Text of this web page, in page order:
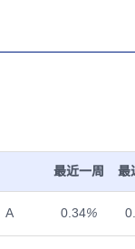
最近一周 最
A 0.34%